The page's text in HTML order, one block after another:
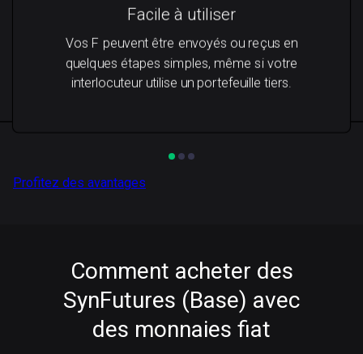
Facile à utiliser
Vos F peuvent être envoyés ou reçus en
quelques étapes simples, même si votre
interlocuteur utilise un portefeuille tiers.
Profitez des avantages
Comment acheter des
SynFutures (Base) avec
des monnaies fiat